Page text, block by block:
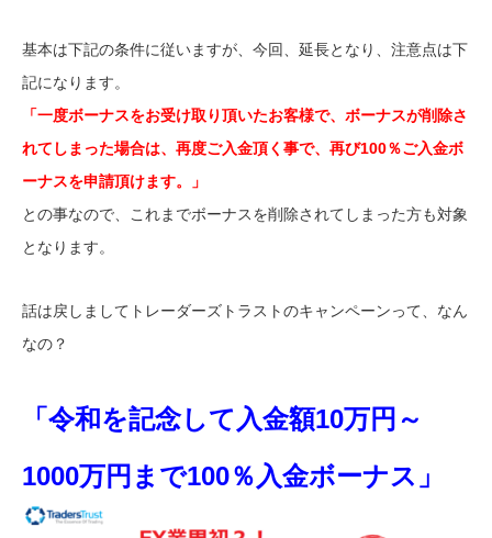
基本は下記の条件に従いますが、今回、延長となり、注意点は下
記になります。
「一度ボーナスをお受け取り頂いたお客様で、ボーナスが削除さ
れてしまった場合は、再度ご入金頂く事で、再び100％ご入金ボ
ーナスを申請頂けます。」
との事なので、これまでボーナスを削除されてしまった方も対象
となります。
話は戻しましてトレーダーズトラストのキャンペーンって、なん
なの？
「令和を記念して入金額10万円～
1000万円まで100％入金ボーナス」